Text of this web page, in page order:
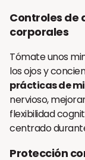
Controles de
corporales
Tómate unos
los ojos y
prácticas de
nervioso,
flexibilidad
centrado
Protección